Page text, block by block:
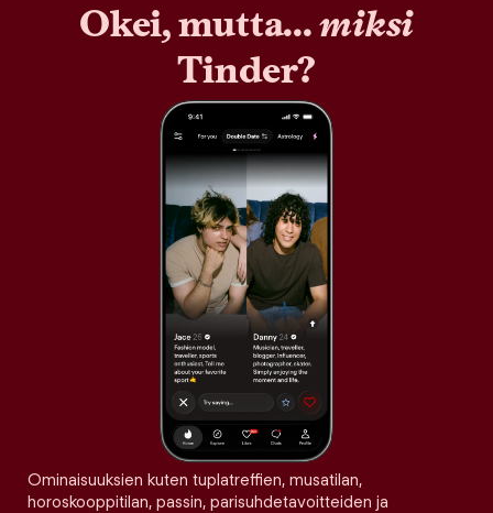
Okei, mutta...miksi
Tinder?
Ominaisuuksien kuten tuplatreffien, musatilan,
horoskooppitilan, passin, parisuhdetavoitteiden ja